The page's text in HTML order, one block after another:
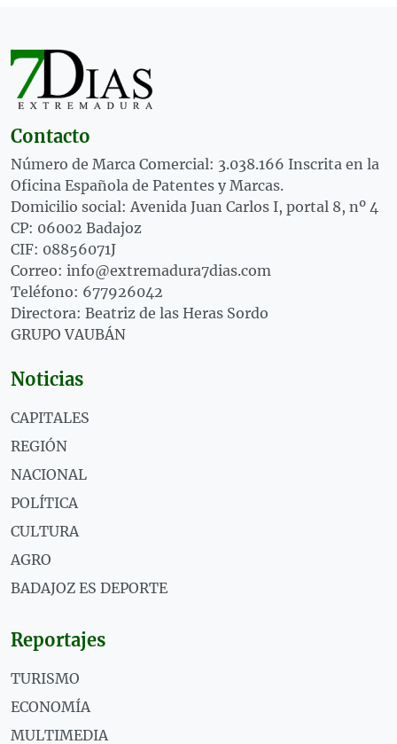
Contacto
Número de Marca Comercial: 3.038.166 Inscrita en la
Oficina Española de Patentes y Marcas.
Domicilio social: Avenida Juan Carlos I, portal 8, nº 4
CP: 06002 Badajoz
CIF: 08856071J
Correo: info@extremadura7dias.com
Teléfono: 677926042
Directora: Beatriz de las Heras Sordo
GRUPO VAUBÁN
Noticias
CAPITALES
REGIÓN
NACIONAL
POLÍTICA
CULTURA
AGRO
BADAJOZ ES DEPORTE
Reportajes
TURISMO
ECONOMÍA
MULTIMEDIA